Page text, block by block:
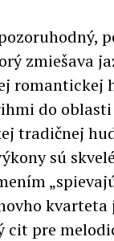
zmiešava
romantickej
do
tradičnej
sú
kvarteta
cit pre